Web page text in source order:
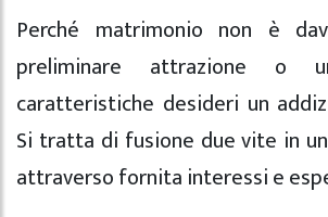
Perché matrimonio non è
preliminare attrazione o
caratteristiche desideri un
Si tratta di fusione due vite in
attraverso fornita interessi e